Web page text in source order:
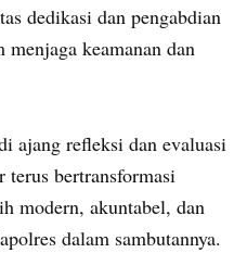
dedikasi dan pengabdian
keamanan dan
ajang refleksi dan evaluasi
bertransformasi
modern, akuntabel, dan
dalam sambutannya.